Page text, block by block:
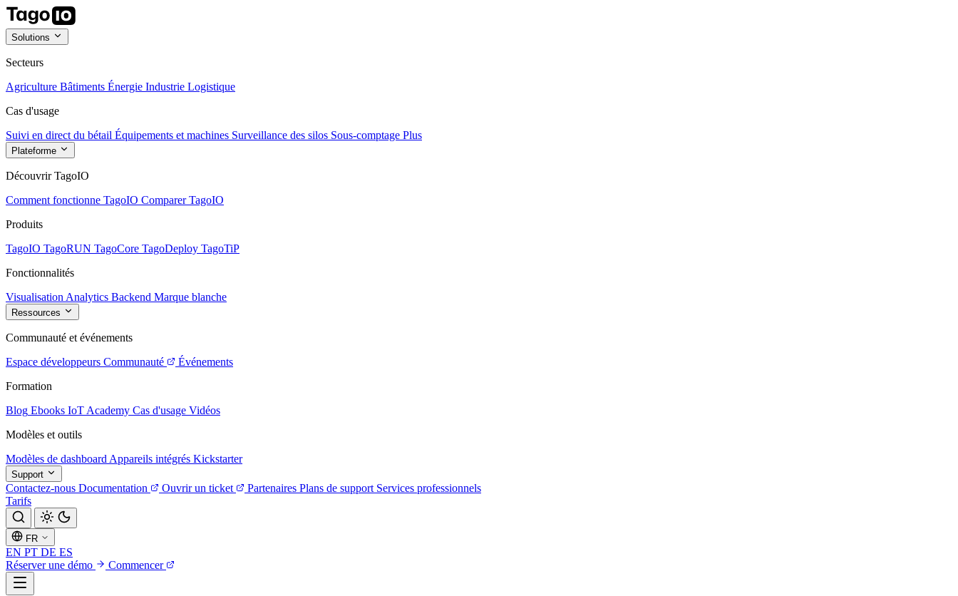
Solutions
Secteurs
Agriculture Bâtiments Énergie Industrie Logistique
Cas d'usage
Suivi en direct du bétail Équipements et machines Surveillance des silos Sous-comptage Plus
Plateforme
Découvrir TagoIO
Comment fonctionne TagoIO Comparer TagoIO
Produits
TagoIO TagoRUN TagoCore TagoDeploy TagoTiP
Fonctionnalités
Visualisation Analytics Backend Marque blanche
Ressources
Communauté et événements
Espace développeurs Communauté
Événements
Formation
Blog Ebooks IoT Academy Cas d'usage Vidéos
Modèles et outils
Modèles de dashboard Appareils intégrés Kickstarter
Support
Contactez-nous Documentation Ouvrir un ticket Partenaires Plans de support Services professionnels
Tarifs
FR
EN PT DE ES
Réserver une démo
Commencer